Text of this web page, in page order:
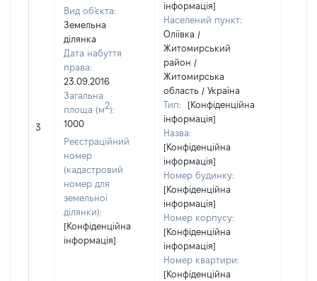
3
Вид об'єкта:
Земельна
ділянка
Дата набуття
права:
23.09.2016
Загальна
площа (м2):
1000
Реєстраційний
номер
(кадастровий
номер для
земельної
ділянки):
[Конфіденційна
інформація]
інформація]
Населений пункт:
Оліївка /
Житомирський
район /
Житомирська
область / Україна
Тип:
[Конфіденційна
інформація]
Назва:
[Конфіденційна
інформація]
Номер будинку:
[Конфіденційна
інформація]
Номер корпусу:
[Конфіденційна
інформація]
Номер квартири:
[Конфіденційна